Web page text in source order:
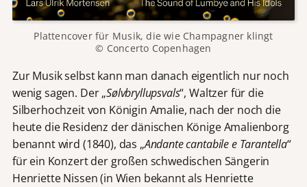
Plattencover für Musik, die wie Champagner klingt
© Concerto Copenhagen
Zur Musik selbst kann man danach eigentlich nur noch
wenig sagen. Der „Sølvbryllupsvals“, Waltzer für die
Silberhochzeit von Königin Amalie, nach der noch die
heute die Residenz der dänischen Könige Amalienborg
benannt wird (1840), das „Andante cantabile e Tarantella“
für ein Konzert der großen schwedischen Sängerin
Henriette Nissen (in Wien bekannt als Henriette